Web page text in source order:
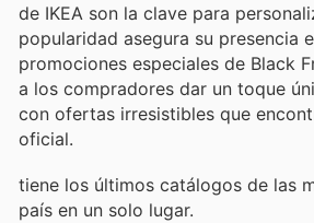
de IKEA son la clave para
popularidad asegura su presencia
promociones especiales de Black
a los compradores dar un toque
con ofertas irresistibles que
oficial.
tiene los últimos catálogos de las
país en un solo lugar.